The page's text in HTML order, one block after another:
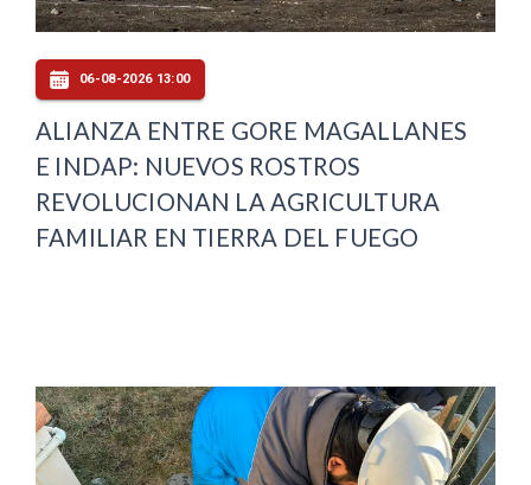
06-08-2026 13:00
ALIANZA ENTRE GORE MAGALLANES
E INDAP: NUEVOS ROSTROS
REVOLUCIONAN LA AGRICULTURA
FAMILIAR EN TIERRA DEL FUEGO